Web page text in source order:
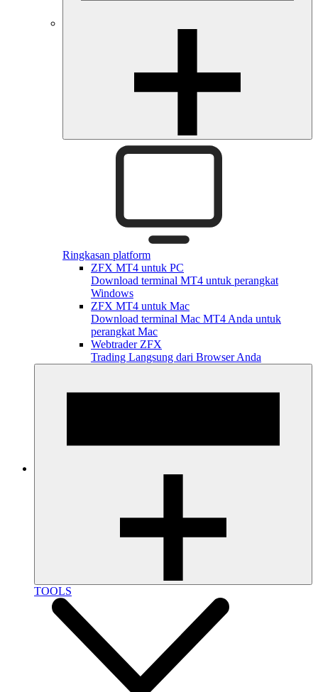
Ringkasan platform
ZFX MT4 untuk PC
Download terminal MT4 untuk perangkat
Windows
ZFX MT4 untuk Mac
Download terminal Mac MT4 Anda untuk
perangkat Mac
Webtrader ZFX
Trading Langsung dari Browser Anda
TOOLS